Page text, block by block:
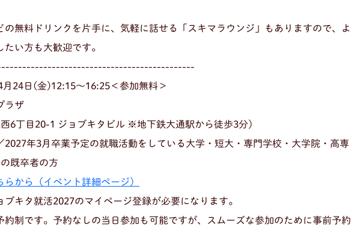
の無料ドリンクを片手に、気軽に話せる「スキマラウンジ」もありますので、よ
い方も大歓迎です。
24日(金)12:15〜16:25＜参加無料＞
ラザ
西6丁目20-1 ジョブキタビル ※地下鉄大通駅から徒歩3分）
年3月卒業予定の就職活動をしている大学・短大・専門学校・大学院・高専
既卒者の方
らから（イベント詳細ページ）
キタ就活2027のマイページ登録が必要になります。
制です。予約なしの当日参加も可能ですが、スムーズな参加のために事前予約